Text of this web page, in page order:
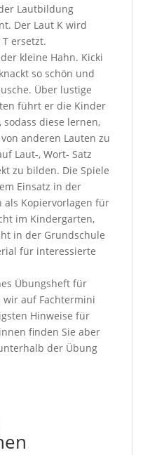
Lautbildung
Der Laut K wird
ersetzt.
kleine Hahn. Kicki
so schön und
Über lustige
führt er die Kinder
diese lernen,
anderen Lauten zu
Laut-, Wort- Satz
zu bilden. Die Spiele
Einsatz in der
als Kopiervorlagen für
im Kindergarten,
in der Grundschule
für interessierte
Übungsheft für
auf Fachtermini
Hinweise für
finden Sie aber
der Übung